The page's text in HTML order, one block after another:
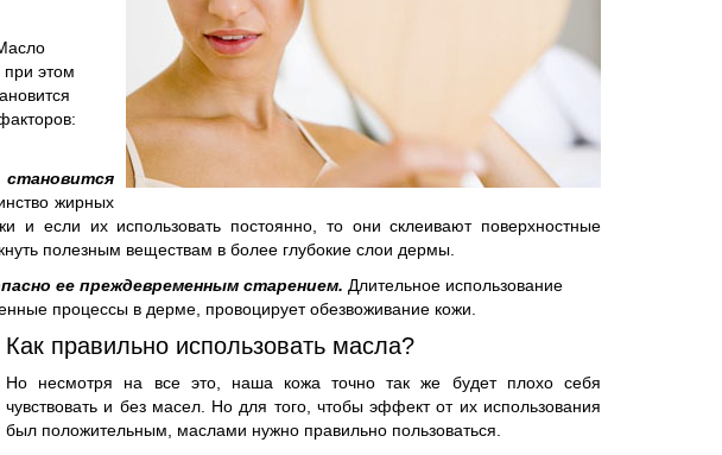
этом
жирных
и если их использовать постоянно, то они склеивают поверхностные
полезным веществам в более глубокие слои дермы.
ее преждевременным старением. Длительное использование
процессы в дерме, провоцирует обезвоживание кожи.
Как правильно использовать масла?
Но несмотря на все это, наша кожа точно так же будет плохо себя
чувствовать и без масел. Но для того, чтобы эффект от их использования
был положительным, маслами нужно правильно пользоваться.